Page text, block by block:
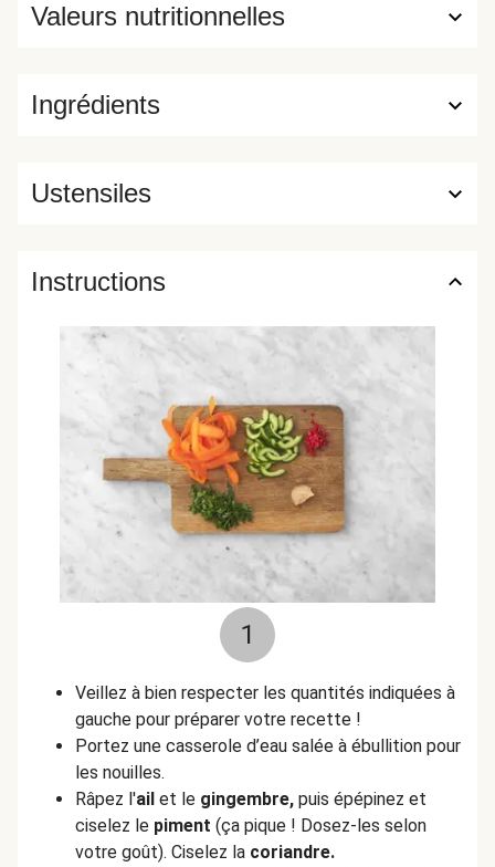
Ingrédients
Valeurs nutritionnelles
Ustensiles
Instructions
1
Veillez à bien respecter les quantités indiquées à
gauche pour préparer votre recette !
Portez une casserole d’eau salée à ébullition pour
les nouilles.
Râpez l'ail et le gingembre, puis épépinez et
ciselez le piment (ça pique ! Dosez-les selon
votre goût). Ciselez la coriandre.